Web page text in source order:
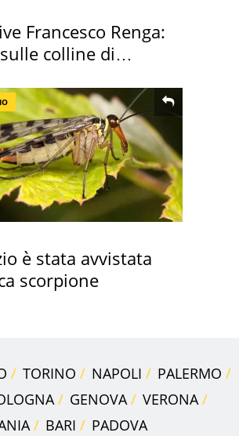
Francesco Renga:
colline di
è stata avvistata
scorpione
TORINO NAPOLI
PALERMO
GENOVA
VERONA
BARI PADOVA